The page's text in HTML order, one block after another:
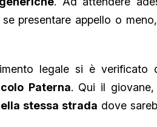
presentare appello o
legale si è verificato
Paterna. Qui il
stessa strada dove